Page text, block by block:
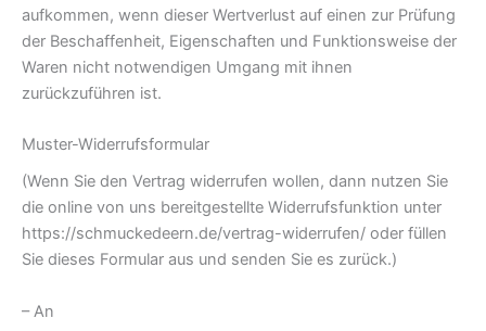
aufkommen, wenn dieser Wertverlust auf einen zur Prüfung
der Beschaffenheit, Eigenschaften und Funktionsweise der
Waren nicht notwendigen Umgang mit ihnen
zurückzuführen ist.
Muster-Widerrufsformular
(Wenn Sie den Vertrag widerrufen wollen, dann nutzen Sie
die online von uns bereitgestellte Widerrufsfunktion unter
https://schmuckedeern.de/vertrag-widerrufen/ oder füllen
Sie dieses Formular aus und senden Sie es zurück.)
– An